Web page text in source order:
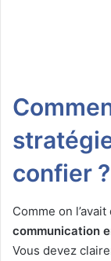
confier ?
Comme on
communication
Vous devez